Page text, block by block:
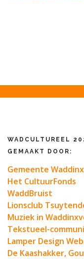
WADCULTUREEL
GEMAAKT DOOR:
Gemeente
Het CultuurFonds
WaddBruist
Lionsclub
Muziek in
Tekstueel-
Lamper Design
De Kaashakker,